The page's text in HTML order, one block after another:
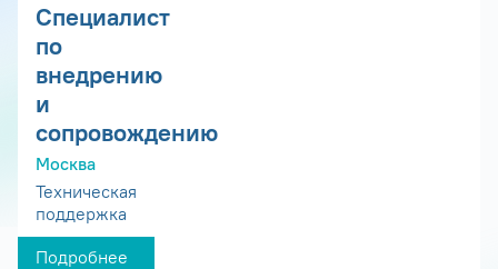
Специалист
по
внедрению
и
сопровождению
Москва
Техническая
поддержка
Подробнее